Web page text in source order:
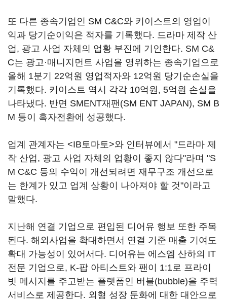
또 다른 종속기업인 SM C&C와 키이스트의 영업이
익과 당기순이익은 적자를 기록했다. 드라마 제작 산
업, 광고 사업 자체의 업황 부진에 기인한다. SM C&
C는 광고·매니지먼트 사업을 영위하는 종속기업으로
올해 1분기 22억원 영업적자와 12억원 당기순손실을
기록했다. 키이스트 역시 각각 10억원, 5억원 손실을
나타냈다. 반면 SMENT재팬(SM ENT JAPAN), SM B
M 등이 흑자전환에 성공했다.
업계 관계자는 <IB토마토>와 인터뷰에서 "드라마 제
작 산업, 광고 사업 자체의 업황이 좋지 않다"라며 "S
M C&C 등의 수익이 개선되려면 재무구조 개선으로
는 한계가 있고 업계 상황이 나아져야 할 것"이라고
말했다.
지난해 연결 기업으로 편입된 디어유 행보 또한 주목
된다. 해외사업을 확대하면서 연결 기준 매출 기여도
확대 가능성이 있어서다. 디어유는 에스엠 산하의 IT
전문 기업으로, K-팝 아티스트와 팬이 1:1로 프라이
빗 메시지를 주고받는 플랫폼인 버블(bubble)을 주력
서비스로 제공한다. 외형 성장 둔화에 대한 대안으로